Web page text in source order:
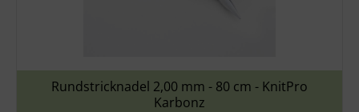
Rundstricknadel 2,00 mm - 80 cm - KnitPro
Karbonz